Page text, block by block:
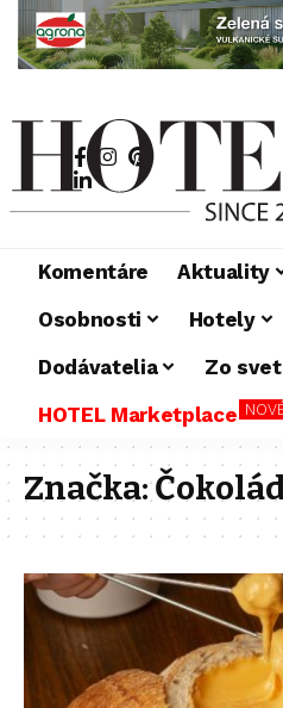
Komentáre Aktuality
Osobnosti
Hotely
Dodávatelia
Zo
HOTEL Marketplace
Značka: